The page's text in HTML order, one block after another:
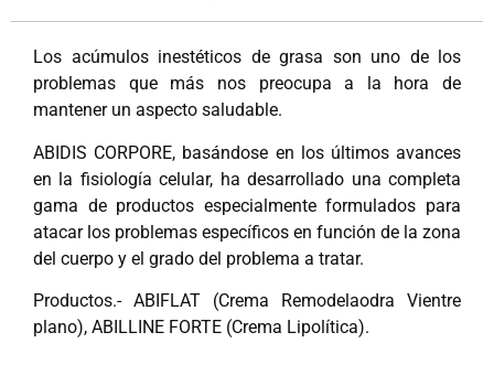
Los acúmulos inestéticos de grasa son uno de los
problemas que más nos preocupa a la hora de
mantener un aspecto saludable.
ABIDIS CORPORE, basándose en los últimos avances
en la fisiología celular, ha desarrollado una completa
gama de productos especialmente formulados para
atacar los problemas específicos en función de la zona
del cuerpo y el grado del problema a tratar.
Productos.- ABIFLAT (Crema Remodelaodra Vientre
plano), ABILLINE FORTE (Crema Lipolítica).